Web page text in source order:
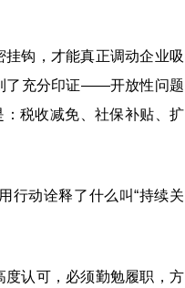
钩，才能真正调动企业吸
了充分印证——开放性问题
税收减免、社保补贴、扩
行动诠释了什么叫“持续关
度认可，必须勤勉履职，方